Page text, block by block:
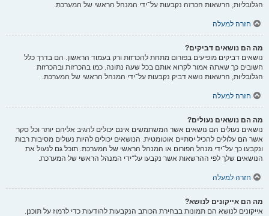
הגלובליות, הרשאות הכרזה נקבעות על־ידי המנהל הראשי של המערכת.
חזרה למעלה
מה הם נושאים דביקים?
נושאים דביקים מופיעים בפורום מתחת להכרזות ורק בעמוד הראשון. הם בדרך כלל
חשובים כך שאתה אמור לקרוא אותם בכל שעה נתונה. כמו בהכרזות ובהכרזות
הגלובליות, הרשאות נושא דביק נקבעות על־ידי המנהל הראשי של המערכת.
חזרה למעלה
מה הם נושאים נעולים?
נושאים נעולים הם נושאים אשר המשתמשים אינם יכולים להגיב אליהם יותר וכל סקר
אשר הם עלולים להכיל יסתיים אוטומטית. הנושאים יכולים להיות נעולים מסיבות רבות
ונקבעו כך על־ידי מנהל הפורום או המנהל הראשי של המערכת. תוכל גם לנעול את
הנושאים שלך לפי ההרשאות אשר נקבעו על־ידי המנהל הראשי של המערכת.
חזרה למעלה
מה הם אייקונים לנושא?
אייקונים לנושא הם תמונות בבחירת הכותב הנקבעות להודעות כדי לרמוז על תוכנן.